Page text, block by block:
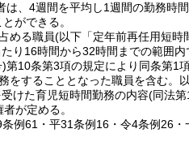
は、4週間を平均し1週間の勤務時
ができる。
める職員(以下「定年前再任用短時
り16時間から32時間までの範囲内
)第10条第3項の規定により同条第1
をすることとなった職員を含む。
けた育児短時間勤務の内容(同法
が定める。
例61・平31条例16・令4条例26・